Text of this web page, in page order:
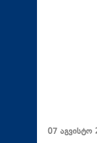
07 აგვისტო